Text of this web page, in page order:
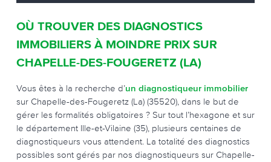
OÙ TROUVER DES DIAGNOSTICS
IMMOBILIERS À MOINDRE PRIX SUR
CHAPELLE-DES-FOUGERETZ (LA)
Vous êtes à la recherche d’un diagnostiqueur immobilier
sur Chapelle-des-Fougeretz (La) (35520), dans le but de
gérer les formalités obligatoires ? Sur tout l’hexagone et sur
le département Ille-et-Vilaine (35), plusieurs centaines de
diagnostiqueurs vous attendent. La totalité des diagnostics
possibles sont gérés par nos diagnostiqueurs sur Chapelle-